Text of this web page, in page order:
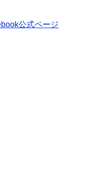
公式ページ